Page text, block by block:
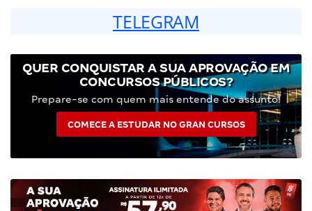
TELEGRAM
QUER CONQUISTAR A SUA APROVAÇÃO EM
CONCURSOS PÚBLICOS?
Prepare-se com quem mais entende do assunto!
COMECE A ESTUDAR NO GRAN CURSOS